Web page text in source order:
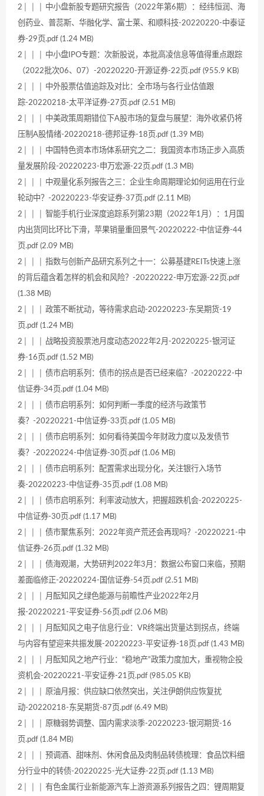
2│ │ │ 中小盘新股专题研究报告（2022年第6期）：经纬恒润、海
创药业、普蕊斯、华融化学、富士莱、和顺科技-20220220-中泰证
券-29页.pdf (1.24 MB)
2│ │ │ 中小盘IPO专题：次新股说，本批高凌信息等值得重点跟踪
（2022批次06、07）-20220220-开源证券-22页.pdf (955.9 KB)
2│ │ │ 中外股票估值追踪及对比：全市场与各行业估值跟
踪-20220218-太平洋证券-27页.pdf (2.51 MB)
2│ │ │ 中美政策周期错位下A股市场的复盘与展望：海外收紧仍将
压制A股情绪-20220218-德邦证券-18页.pdf (1.39 MB)
2│ │ │ 中国特色资本市场体系研究之二：我国资本市场正步入高质
量发展阶段-20220223-申万宏源-22页.pdf (1.3 MB)
2│ │ │ 中观量化系列报告之三：企业生命周期理论如何运用在行业
轮动中？-20220223-华安证券-37页.pdf (2.11 MB)
2│ │ │ 智能手机行业深度追踪系列第23期（2022年1月）：1月国
内出货同比环比下滑，苹果销量重回景气-20220222-中信证券-44
页.pdf (2.09 MB)
2│ │ │ 指数与创新产品研究系列之十一：公募基建REITs快速上涨
的背后蕴含着怎样的机会和风险？-20220222-申万宏源-22页.pdf
(1.38 MB)
2│ │ │ 政策不断扰动，等待需求启动-20220223-东吴期货-19
页.pdf (1.24 MB)
2│ │ │ 战略投资股票池月度动态2022年2月-20220225-银河证
券-16页.pdf (1.52 MB)
2│ │ │ 债市启明系列：债市的拐点是否已经来临？-20220222-中
信证券-34页.pdf (1.04 MB)
2│ │ │ 债市启明系列：如何判断一季度的经济与政策节
奏？-20220221-中信证券-33页.pdf (1.05 MB)
2│ │ │ 债市启明系列：如何看待美国今年财政力度以及发债节
奏？-20220224-中信证券-30页.pdf (1.06 MB)
2│ │ │ 债市启明系列：配置需求出现分化，关注银行入场节
奏-20220223-中信证券-35页.pdf (1.08 MB)
2│ │ │ 债市启明系列：利率波动放大，把握超跌机会-20220225-
中信证券-30页.pdf (1.17 MB)
2│ │ │ 债市聚焦系列：2022年资产荒还会再现吗？-20220221-中
信证券-26页.pdf (1.32 MB)
2│ │ │ 债海观潮，大势研判2022年3月：数据公布窗口来临，预期
差面临修正-20220224-国信证券-54页.pdf (2.51 MB)
2│ │ │ 月酝知风之绿色能源与前瞻性产业2022年2月
报-20220221-平安证券-56页.pdf (2.06 MB)
2│ │ │ 月酝知风之电子信息行业：VR终端出货量达到拐点，终端
与内容有望迎来共振发展-20220223-平安证券-18页.pdf (1.43 MB)
2│ │ │ 月酝知风之地产行业：“稳地产”政策力度加大，重视物企投
资机会-20220221-平安证券-21页.pdf (985.05 KB)
2│ │ │ 原油月报：供应缺口依然突出，关注伊朗供应恢复扰
动-20220218-东吴期货-87页.pdf (6.49 MB)
2│ │ │ 原糖弱势调整、国内需求淡季-20220223-银河期货-16
页.pdf (1.84 MB)
2│ │ │ 预调酒、甜味剂、休闲食品及肉制品转债梳理：食品饮料细
分行业中的转债-20220225-光大证券-22页.pdf (1.13 MB)
2│ │ │ 有色金属行业新能源汽车上游资源系列报告之四：锂周期复